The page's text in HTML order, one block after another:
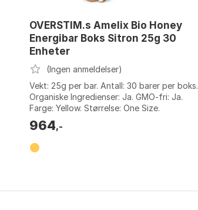
OVERSTIM.s Amelix Bio Honey
Energibar Boks Sitron 25g 30
Enheter
(Ingen anmeldelser)
Vekt: 25g per bar. Antall: 30 barer per boks.
Organiske Ingredienser: Ja. GMO-fri: Ja.
Farge: Yellow. Størrelse: One Size.
964,-